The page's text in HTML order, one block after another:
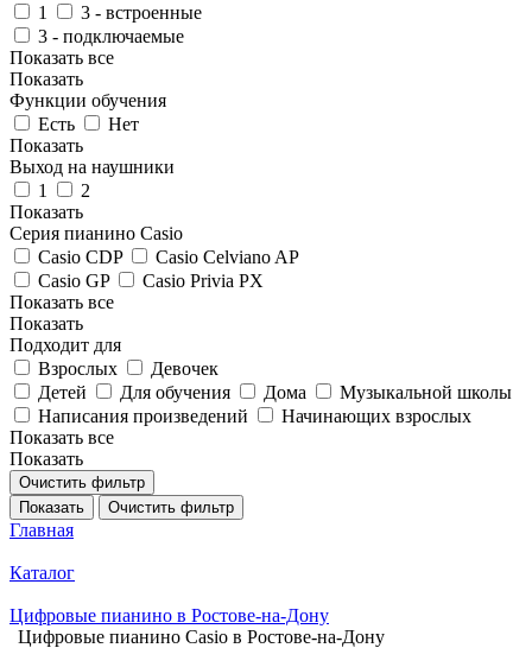
1
3 - встроенные
3 - подключаемые
Показать все
Показать
Функции обучения
Есть
Нет
Показать
Выход на наушники
1
2
Показать
Серия пианино Casio
Casio CDP
Casio Celviano AP
Casio GP
Casio Privia PX
Показать все
Показать
Подходит для
Взрослых
Девочек
Детей
Для обучения Дома
Музыкальной школы
Написания произведений
Начинающих взрослых
Показать все
Показать
Очистить фильтр
Показать
Очистить фильтр
Главная
Каталог
Цифровые пианино в Ростове-на-Дону
Цифровые пианино Casio в Ростове-на-Дону